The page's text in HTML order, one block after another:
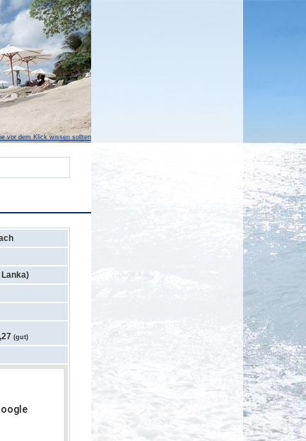
vor dem Klick wissen sollten
(gut)